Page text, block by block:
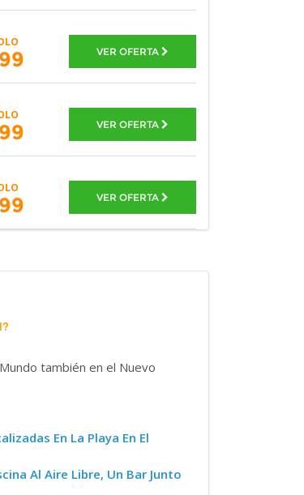
VER OFERTA
VER OFERTA
VER OFERTA
también en el Nuevo
En La Playa En El
Al Aire Libre, Un Bar Junto